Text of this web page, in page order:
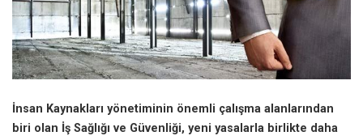
İnsan Kaynakları yönetiminin önemli çalışma alanlarından
biri olan İş Sağlığı ve Güvenliği, yeni yasalarla birlikte daha